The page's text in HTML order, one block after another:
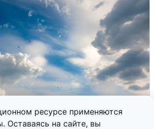
ресурсе применяются
Оставаясь на сайте, вы